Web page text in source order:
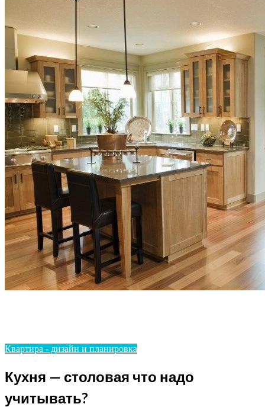
Квартира - дизайн и планировка
Кухня — столовая что надо
учитывать?